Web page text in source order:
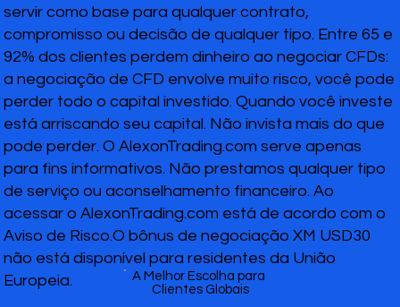
servir como base para qualquer contrato,
compromisso ou decisão de qualquer tipo. Entre 65 e
92% dos clientes perdem dinheiro ao negociar CFDs:
a negociação de CFD envolve muito risco, você pode
perder todo o capital investido. Quando você investe
está arriscando seu capital. Não invista mais do que
pode perder. O AlexonTrading.com serve apenas
para fins informativos. Não prestamos qualquer tipo
de serviço ou aconselhamento financeiro. Ao
acessar o AlexonTrading.com está de acordo com o
Aviso de Risco.O bônus de negociação XM USD30
não está disponível para residentes da União
Europeia.
A Melhor Escolha para
Clientes Globais